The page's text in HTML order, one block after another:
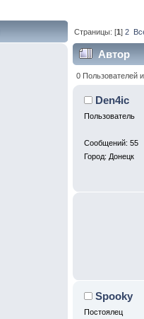
Страницы: [1] 2
Автор
0 Пользователей
Den4ic
Пользователь
Сообщений: 55
Город: Донецк
Spooky
Постоялец